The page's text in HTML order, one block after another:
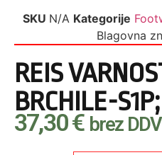
SKU N/A Kategorije
Blagovna
REIS
BRCHILE-
37,30€ brez DDV